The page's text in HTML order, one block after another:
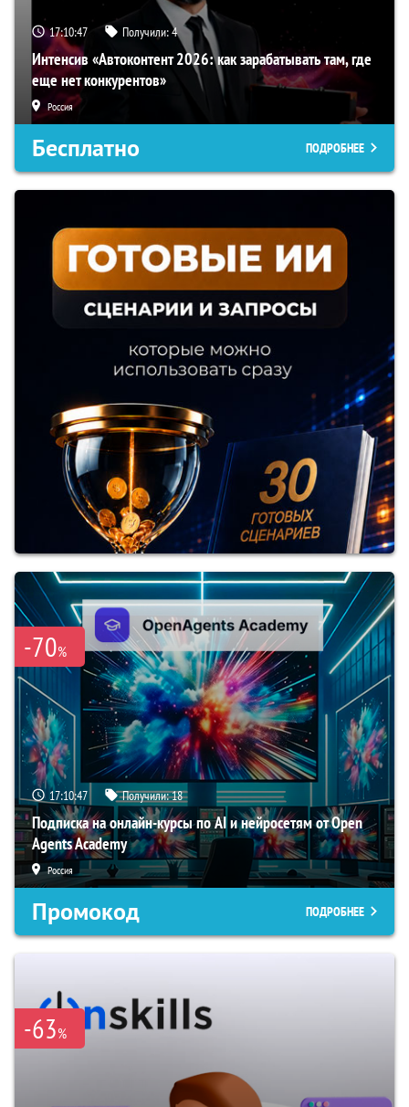
17:10:46 Получили:4
Интенсив «Автоконтент 2026: как зарабатывать там, где
еще нет конкурентов»
Россия
Бесплатно ПОДРОБНЕЕ
-70%
17:10:46 Получили:18
Подписка на онлайн-курсы по AI и нейросетям от Open
Agents Academy
Россия
Промокод ПОДРОБНЕЕ
-63%